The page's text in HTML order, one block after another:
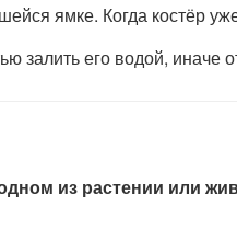
ямке. Когда костёр
залить его водой, иначе
из растении или